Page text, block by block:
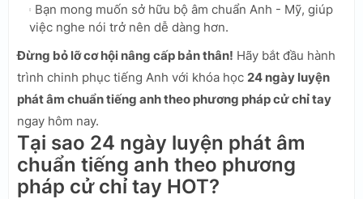
Bạn mong muốn sở hữu bộ âm chuẩn Anh - Mỹ, giúp
việc nghe nói trở nên dễ dàng hơn.
Đừng bỏ lỡ cơ hội nâng cấp bản thân! Hãy bắt đầu hành
trình chinh phục tiếng Anh với khóa học 24 ngày luyện
phát âm chuẩn tiếng anh theo phương pháp cử chỉ tay
ngay hôm nay.
Tại sao 24 ngày luyện phát âm
chuẩn tiếng anh theo phương
pháp cử chỉ tay HOT?